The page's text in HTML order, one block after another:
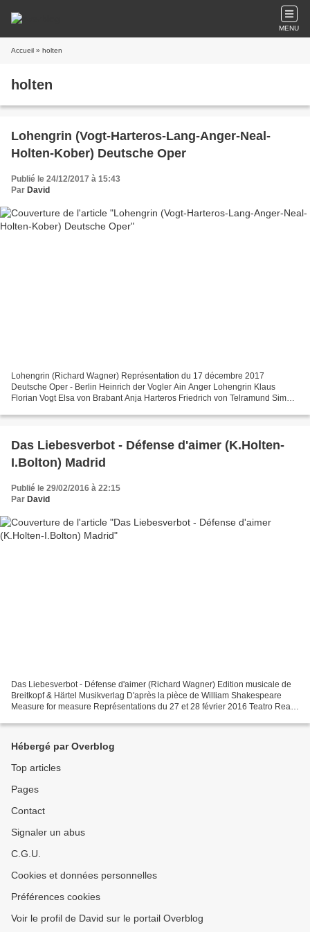
MENU
Accueil » holten
holten
Lohengrin (Vogt-Harteros-Lang-Anger-Neal-
Holten-Kober) Deutsche Oper
Publié le 24/12/2017 à 15:43
Par David
Lohengrin (Richard Wagner) Représentation du 17 décembre 2017
Deutsche Oper - Berlin Heinrich der Vogler Ain Anger Lohengrin Klaus
Florian Vogt Elsa von Brabant Anja Harteros Friedrich von Telramund Simon
Das Liebesverbot - Défense d'aimer (K.Holten-
I.Bolton) Madrid
Publié le 29/02/2016 à 22:15
Par David
Das Liebesverbot - Défense d'aimer (Richard Wagner) Edition musicale de
Breitkopf & Härtel Musikverlag D'après la pièce de William Shakespeare
Measure for measure Représentations du 27 et 28 février 2016 Teatro Real
Hébergé par Overblog
Top articles
Pages
Contact
Signaler un abus
C.G.U.
Cookies et données personnelles
Préférences cookies
Voir le profil de David sur le portail Overblog